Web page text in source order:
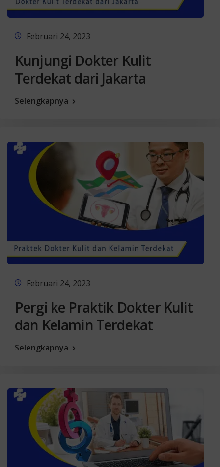
Februari 24, 2023
Kunjungi Dokter Kulit
Terdekat dari Jakarta
Selengkapnya
Februari 24, 2023
Pergi ke Praktik Dokter Kulit
dan Kelamin Terdekat
Selengkapnya